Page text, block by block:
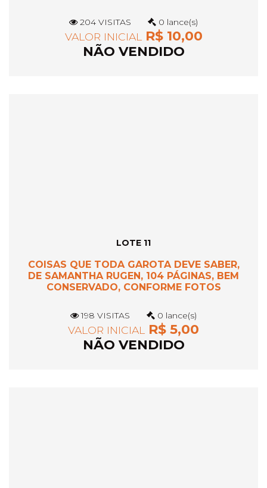
204 VISITAS 0 lance(s)
VALOR INICIAL R$ 10,00
NÃO VENDIDO
LOTE 11
COISAS QUE TODA GAROTA DEVE SABER,
DE SAMANTHA RUGEN, 104 PÁGINAS, BEM
CONSERVADO, CONFORME FOTOS
198 VISITAS 0 lance(s)
VALOR INICIAL
R$ 5,00
NÃO VENDIDO